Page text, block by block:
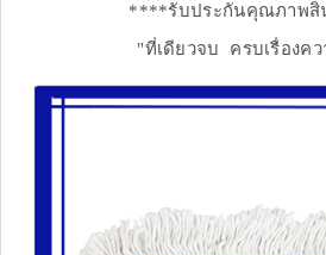
****รับประกันคุณภาพ
"ที่เดียวจบ ครบเรื่องค